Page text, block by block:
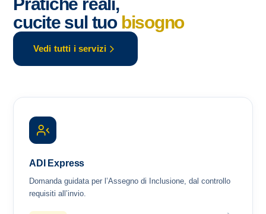
cucite sul tuo bisogno
Vedi tutti i servizi
ADI Express
Domanda guidata per l’Assegno di Inclusione, dal controllo
requisiti all’invio.